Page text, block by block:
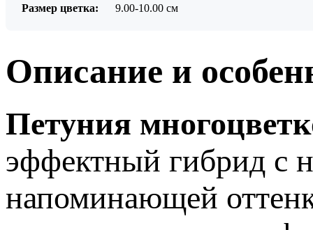
Размер цветка:
9.00-10.00 см
Описание и
Петуния
эффектный гибрид с
напоминающей